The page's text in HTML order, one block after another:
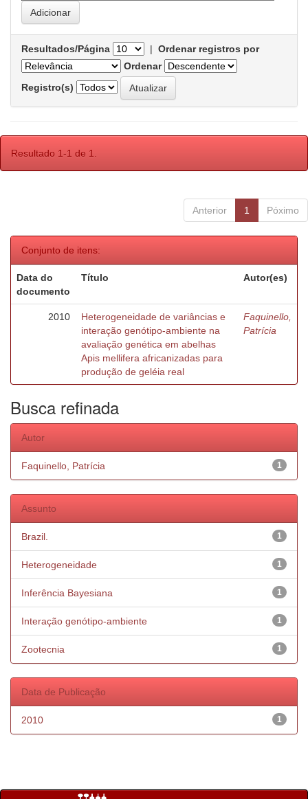
Resultados/Página | Ordenar registros por
Ordenar
Registro(s)
Resultado 1-1 de 1.
Anterior 1 Póximo
Conjunto de itens:
Data do
documento
Título Autor(es)
2010
Heterogeneidade de variâncias e
interação genótipo-ambiente na
avaliação genética em abelhas
Apis mellifera africanizadas para
produção de geléia real
Faquinello,
Patrícia
Busca refinada
Autor
1
Faquinello, Patrícia
Assunto
1
Brazil.
1
Heterogeneidade
1
Inferência Bayesiana
1
Interação genótipo-ambiente
1
Zootecnia
Data de Publicação
1
2010